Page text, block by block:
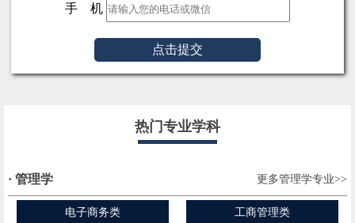
手 机
点击提交
热门专业学科
· 管理学 更多管理学专业>>
电子商务类 工商管理类